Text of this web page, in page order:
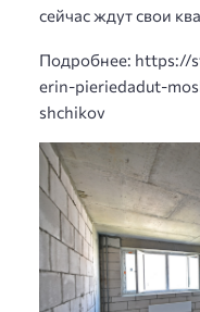
сейчас ждут свои
Подробнее: https://
erin-pieriedadut-
shchikov